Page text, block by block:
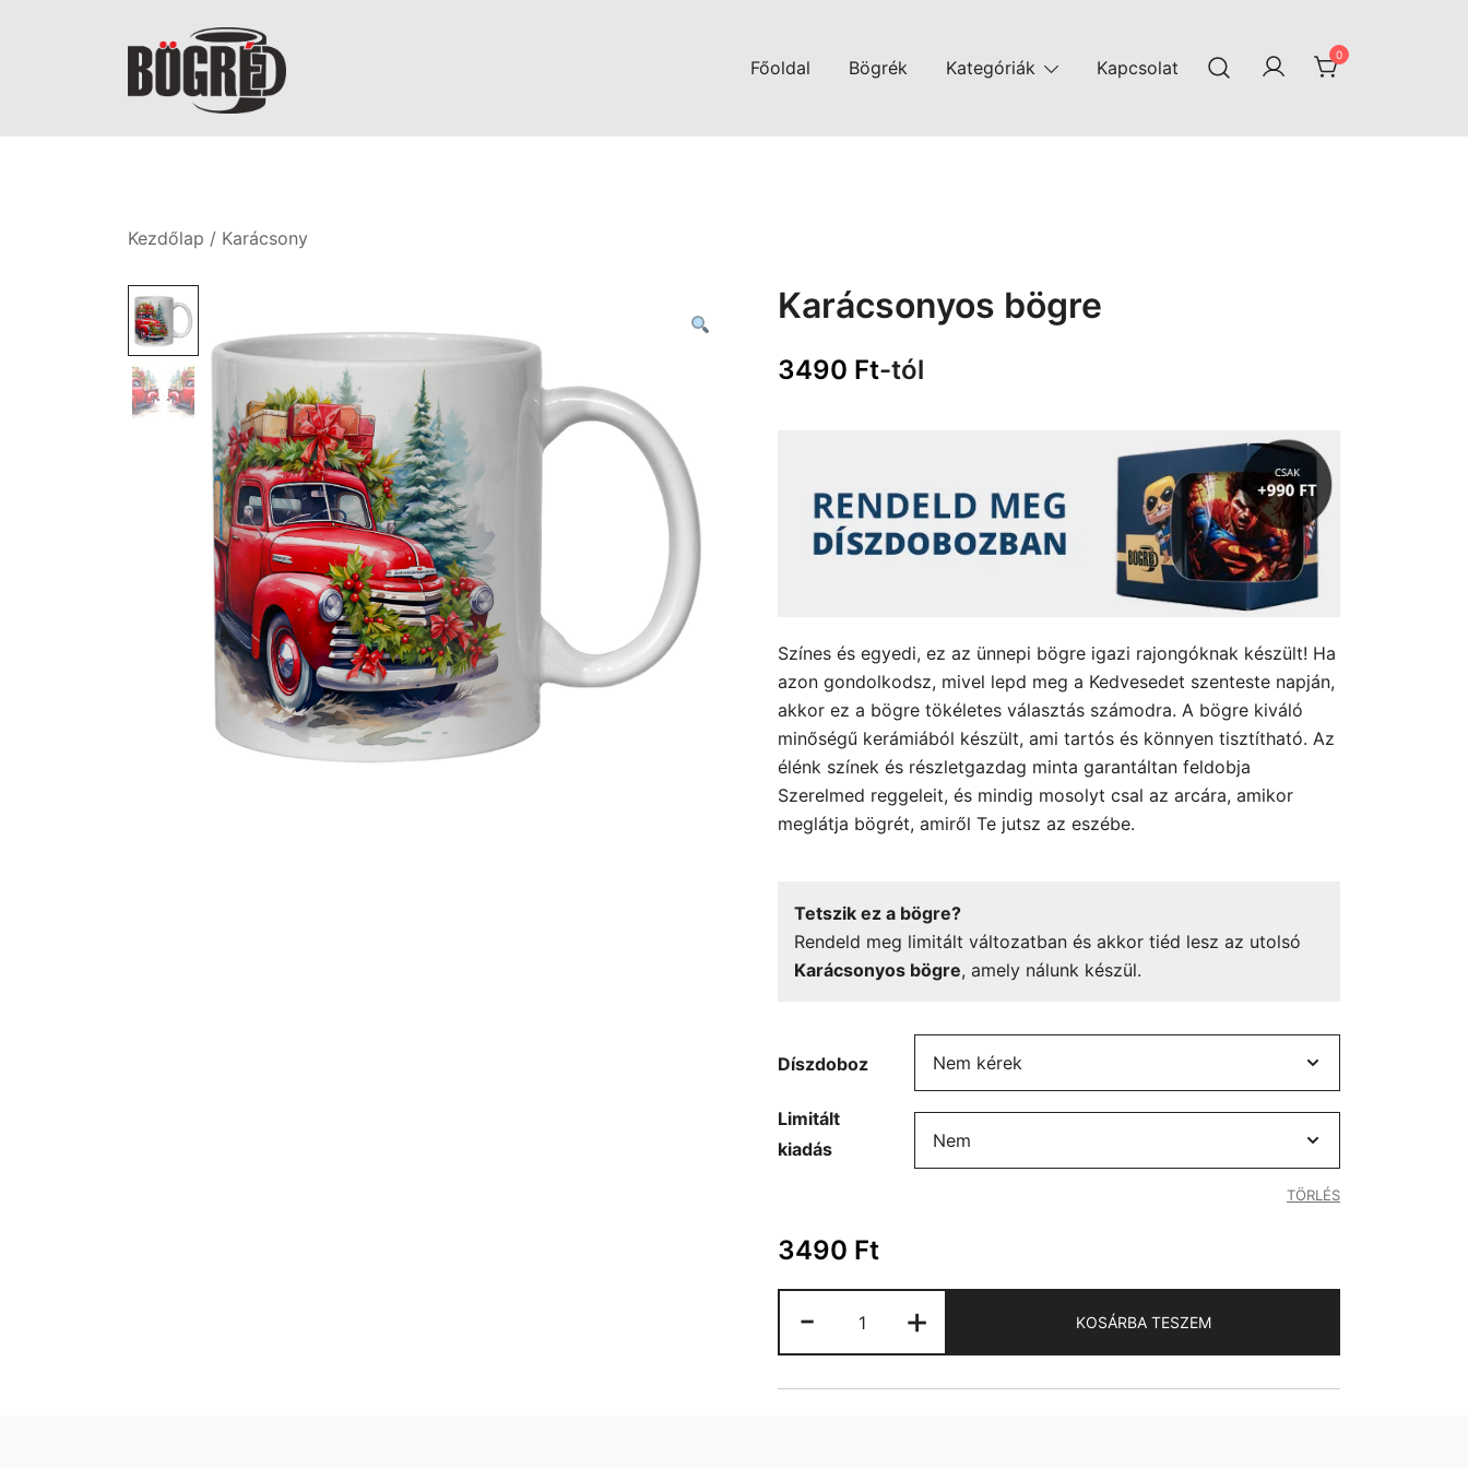
Bögréd
Főoldal Bögrék Kategóriák Kapcsolat
0
Kezdőlap / Karácsony
Karácsonyos bögre
3490 Ft-tól
Színes és egyedi, ez az ünnepi bögre igazi rajongóknak készült! Ha
azon gondolkodsz, mivel lepd meg a Kedvesedet szenteste napján,
akkor ez a bögre tökéletes választás számodra. A bögre kiváló
minőségű kerámiából készült, ami tartós és könnyen tisztítható. Az
élénk színek és részletgazdag minta garantáltan feldobja
Szerelmed reggeleit, és mindig mosolyt csal az arcára, amikor
meglátja bögrét, amiről Te jutsz az eszébe.
Tetszik ez a bögre?
Rendeld meg limitált változatban és akkor tiéd lesz az utolsó
Karácsonyos bögre, amely nálunk készül.
Díszdoboz
Limitált
kiadás
TÖRLÉS
3490 Ft
-
bögre
mennyiség
+ KOSÁRBA TESZEM